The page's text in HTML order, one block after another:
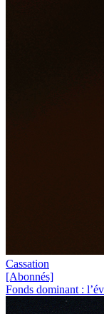
Cassation
[Abonnés]
Fonds dominant :